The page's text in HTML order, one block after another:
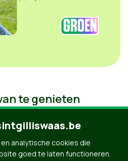
te genieten
analytische cookies die
goed te laten functioneren.